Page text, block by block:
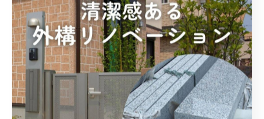
石材選びで迷わないためのチェックリスト
石材選びで失敗しないためには、実際の素材を見て触れ
ることが重要です。なぜなら、石材ごとに色味や質感、
耐久性が異なるため、カタログだけでは判断しきれない
点が多いからです。チェックリストとしては、1.使用目